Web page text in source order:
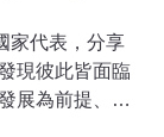
家代表，分享
現彼此皆面臨
展為前提、未